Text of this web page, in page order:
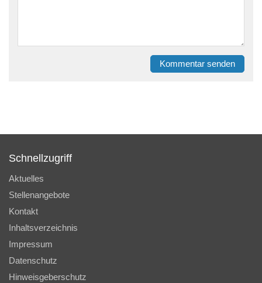
Kommentar senden
Schnellzugriff
Aktuelles
Stellenangebote
Kontakt
Inhaltsverzeichnis
Impressum
Datenschutz
Hinweisgeberschutz